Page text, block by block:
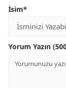
İsim*
Yorum Yazın